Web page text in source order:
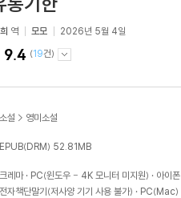
역 모모 2026년 5월 4일
9.4 (19건)
소설 > 영미소설
EPUB(DRM) 52.81MB
크레마 PC(윈도우 - 4K 모니터 미지원) 아이폰
전자책단말기(저사양 기기 사용 불가)
PC(Mac)